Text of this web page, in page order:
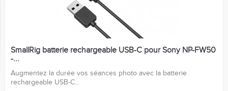
SmallRig batterie rechargeable USB-C pour Sony NP-FW50
-...
Augmentez la durée vos séances photo avec la batterie
rechargeable USB-C...